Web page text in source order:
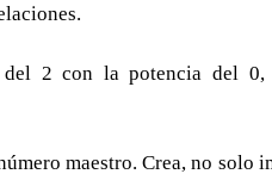
2 con la potencia del 0,
maestro. Crea, no solo